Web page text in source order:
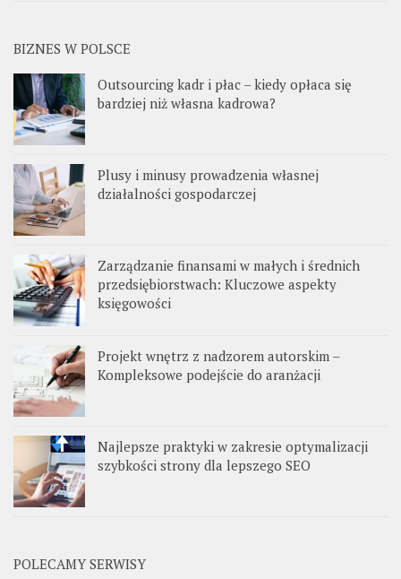
BIZNES W POLSCE
Outsourcing kadr i płac – kiedy opłaca się
bardziej niż własna kadrowa?
Plusy i minusy prowadzenia własnej
działalności gospodarczej
Zarządzanie finansami w małych i średnich
przedsiębiorstwach: Kluczowe aspekty
księgowości
Projekt wnętrz z nadzorem autorskim –
Kompleksowe podejście do aranżacji
Najlepsze praktyki w zakresie optymalizacji
szybkości strony dla lepszego SEO
POLECAMY SERWISY